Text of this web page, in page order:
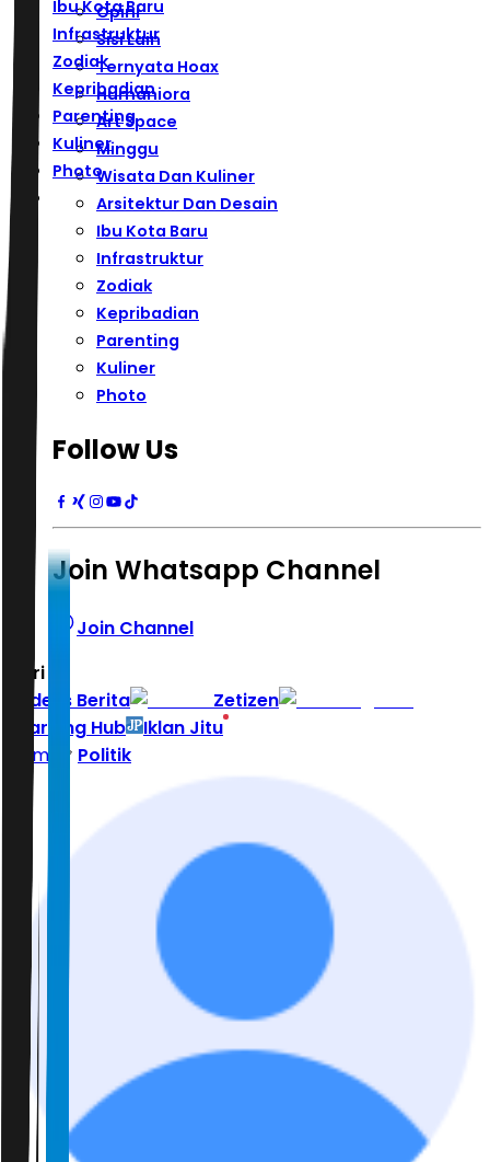
Ibu Kota Baru
Infrastruktur
Zodiak
Kepribadian
Parenting
Kuliner
Photo
Opini
Sisi Lain
Ternyata Hoax
Humaniora
Art Space
Minggu
Wisata Dan Kuliner
Arsitektur Dan Desain
Ibu Kota Baru
Infrastruktur
Zodiak
Kepribadian
Parenting
Kuliner
Photo
Follow Us
Join Whatsapp Channel
Join Channel
Hari ini
Indeks Berita
Zetizen
Learning Hub
Iklan Jitu
Home
Politik